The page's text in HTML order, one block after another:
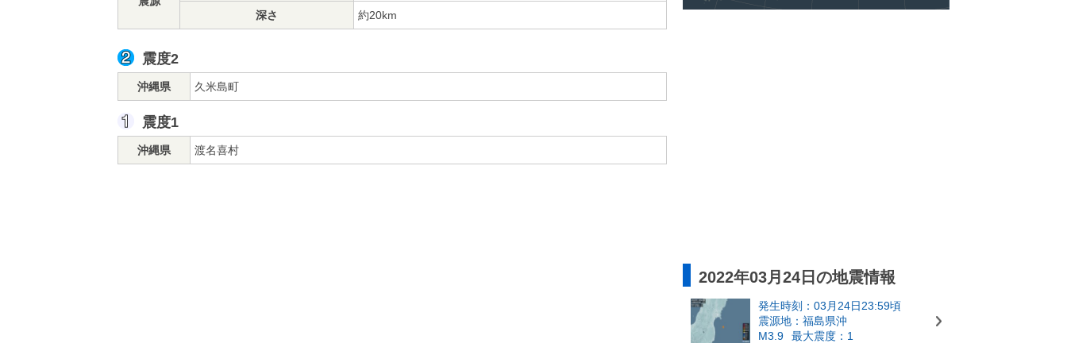
深さ
約20km
震度2
沖縄県 久米島町
震度1
沖縄県 渡名喜村
2022年03月24日の地震情報
発生時刻：03月24日23:59頃
震源地：福島県沖
M3.9
最大震度：1